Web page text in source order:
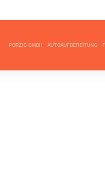
PORZIG GMBH AUTOAUFBEREITUNG